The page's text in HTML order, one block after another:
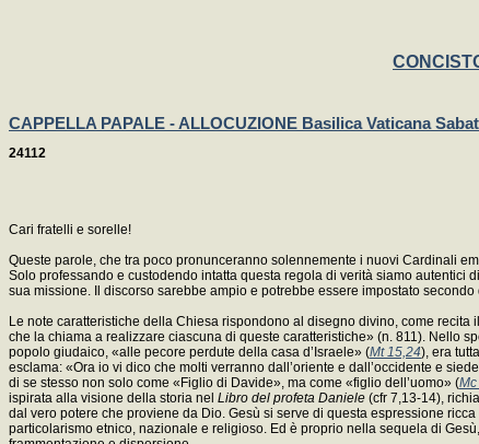
CAPPELLA PAPALE - ALLOCUZIONE Basilica Vaticana
24112
Cari fratelli e sorelle!
Queste parole, che tra poco pronunceranno solennemente i nuovi Cardinali
Solo professando e custodendo intatta questa regola di verità siamo
sua missione. Il discorso sarebbe ampio e potrebbe essere impostato
Le note caratteristiche della Chiesa rispondono al disegno divino, come recita il
che la chiama a realizzare ciascuna di queste caratteristiche» (n. 811). Nello
popolo giudaico, «alle pecore perdute della casa d’Israele» (Mt 15,24), era
esclama: «Ora io vi dico che molti verranno dall’oriente e dall’occidente e
di se stesso non solo come «Figlio di Davide», ma come «figlio dell’uomo» (
ispirata alla visione della storia nel Libro del profeta Daniele (cfr 7,13-14),
dal vero potere che proviene da Dio. Gesù si serve di questa espressione
particolarismo etnico, nazionale e religioso. Ed è proprio nella sequela di